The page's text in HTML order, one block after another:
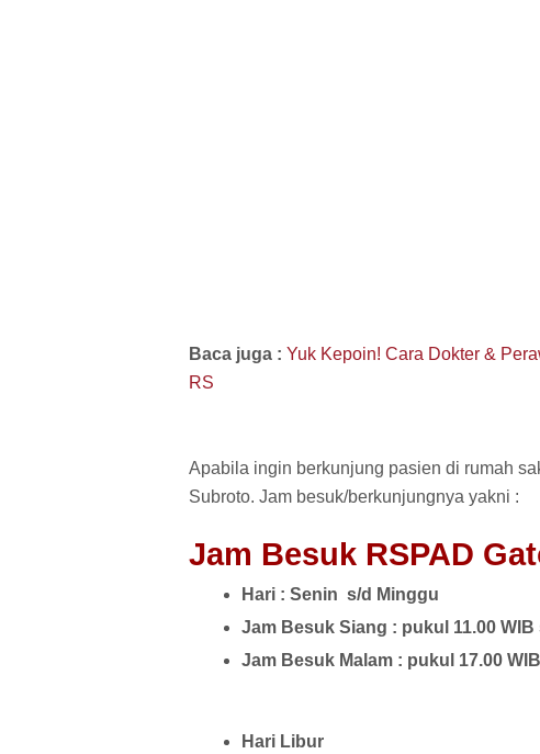
Baca juga : Yuk Kepoin! Cara Dokter &
RS
Apabila ingin berkunjung pasien di rumah
Subroto. Jam besuk/berkunjungnya yakni :
Jam Besuk RSPAD
Hari : Senin s/d Minggu
Jam Besuk Siang : pukul 11.00 WIB
Jam Besuk Malam : pukul 17.00
Hari Libur